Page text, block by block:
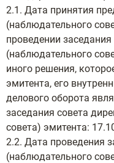
2.1. Дата принятия
(наблюдательного
проведении
(наблюдательного
иного решения,
эмитента, его
делового оборота
заседания совета
совета) эмитента:
2.2. Дата проведения
(наблюдательного